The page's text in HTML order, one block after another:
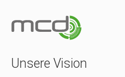
Unsere Vision